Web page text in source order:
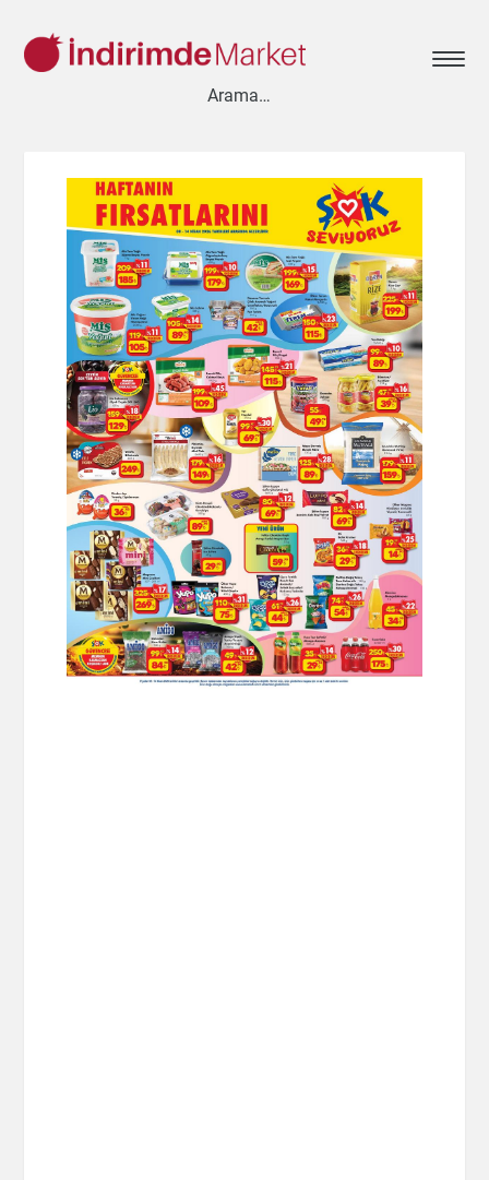
Ayakkabı Baharat Bakliyat
Bebek
Beyaz Eşya
Çay & Kahve & Şeker
Cep Telefonu
Çikolata & Bisküvi & Kuruyemiş
Dondurma
Dondurulmuş Ürünler
Elektronik
Et & Balık Ev & Dekorasyon
Evcil Hayvan
Gezi & Seyahat
Giyim Hazır Soslar Hazır Yemekler
Hobi
İçecekler
Kırtasiye Kişisel Bakım Kitap & Dergi
Konserve
Küçük Ev Aletleri
Meyve & Sebze Mutfak Ürünleri
Otomobil
Oyuncak
Sağlık Süt Ürünleri & Kahvaltılık
Temizlik
Un & Şeker & Yağ
Yapı & Teknik